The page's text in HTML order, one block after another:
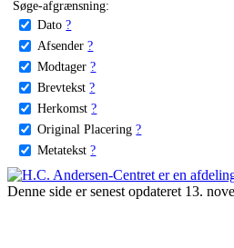
Søge-afgrænsning:
Dato ?
Afsender ?
Modtager ?
Brevtekst ?
Herkomst ?
Original Placering ?
Metatekst ?
Denne side er senest opdateret 13.